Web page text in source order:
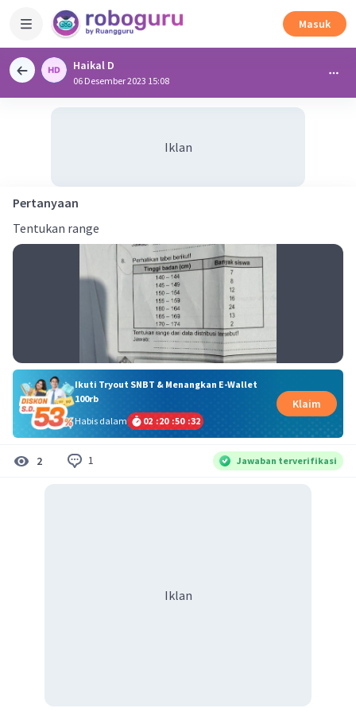
Masuk
Haikal D
06 Desember 2023 15:08
Iklan
Pertanyaan
Tentukan range
Ikuti Tryout SNBT & Menangkan E-Wallet
100rb
Habis dalam
02 :20 :50 :32
Klaim
2 1 Jawaban terverifikasi
Iklan